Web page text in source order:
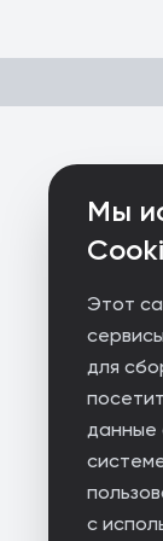
Мы
Этот
для
данные
с